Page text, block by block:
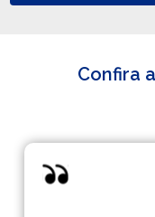
Confira